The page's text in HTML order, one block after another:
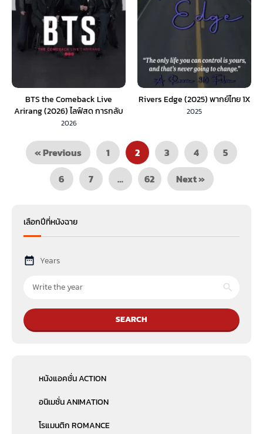
BTS the Comeback Live
Arirang (2026) ไลฟ์สด การกลับ
มาของ BTS Arirang
2026
Rivers Edge (2025) พากย์ไทย 1X
2025
« Previous 1 2 3 4
5
6
7 … 62 Next »
เลือกปีที่หนังฉาย
Years
SEARCH
หนังแอคชั่น ACTION
อนิเมชั่น ANIMATION
โรแมนติก ROMANCE